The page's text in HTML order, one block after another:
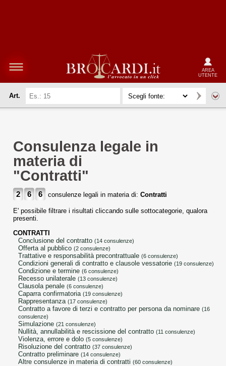
AREA
UTENTE
Art.
Consulenza legale in
materia di
"Contratti"
2 6 6 consulenze legali in materia di: Contratti
E' possibile filtrare i risultati cliccando sulle sottocategorie, qualora
presenti.
CONTRATTI
conclusione del contratto (14 consulenze)
offerta al pubblico (2 consulenze)
trattative e responsabilità precontrattuale (6 consulenze)
condizioni generali di contratto e clausole vessatorie (19 consulenze)
condizione e termine (6 consulenze)
recesso unilaterale (13 consulenze)
clausola penale (6 consulenze)
caparra confirmatoria (19 consulenze)
rappresentanza (17 consulenze)
contratto a favore di terzi e contratto per persona da nominare (16
consulenze)
simulazione (21 consulenze)
nullità, annullabilità e rescissione del contratto (11 consulenze)
violenza, errore e dolo (5 consulenze)
risoluzione del contratto (37 consulenze)
contratto preliminare (14 consulenze)
altre consulenze in materia di contratti (60 consulenze)